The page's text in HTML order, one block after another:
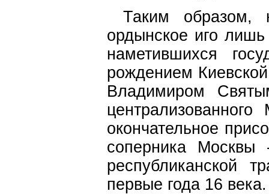
Таким образом,
ордынское иго
наметившихся
рождением
Владимиром
окончательное
соперника
республиканской
первые года 16 века.